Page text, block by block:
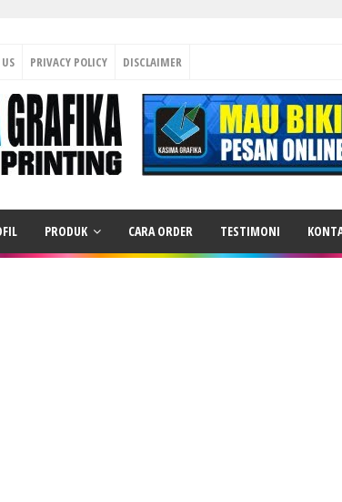
PRIVACY POLICY DISCLAIMER
PRODUK CARA ORDER TESTIMONI